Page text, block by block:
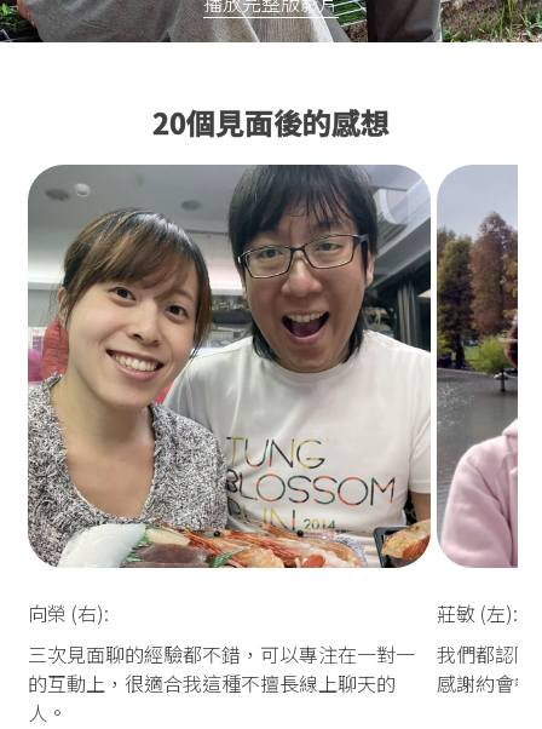
20個見面後的感想
向榮 (右):
三次見面聊的經驗都不錯，可以專注在一對一
的互動上，很適合我這種不擅長線上聊天的
人。
莊敏 (左):
我們都認同
感謝約會餐